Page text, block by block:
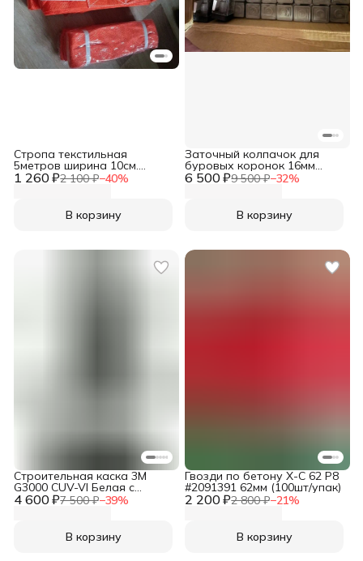
1 260 ₽2 100 ₽−40%
Стропа текстильная
5метров ширина 10см.
Нагрузка до 1500кг
В корзину
6 500 ₽9 500 ₽−32%
Заточный колпачок для
буровых коронок 16мм
Super Diaroc HD Spherical
В корзину
4 600 ₽7 500 ₽−39%
Строительная каска 3M
G3000 CUV-VI Белая с
вентиляцией и УФ-
В корзину
2 200 ₽2 800 ₽−21%
Гвозди по бетону X-C 62 P8
#2091391 62мм (100шт/упак)
В корзину